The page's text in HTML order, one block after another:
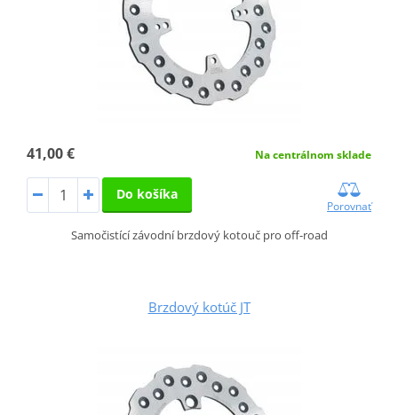
41,00 € Na centrálnom sklade
Do košíka
Porovnať
Samočistící závodní brzdový kotouč pro off-road
Brzdový kotúč JT